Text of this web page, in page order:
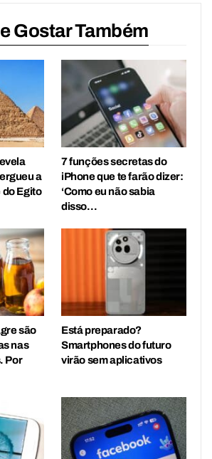
Gostar Também
a
Egito
7 funções secretas do
iPhone que te farão dizer:
‘Como eu não sabia
disso…
são
nas
Por
Está preparado?
Smartphones do futuro
virão sem aplicativos